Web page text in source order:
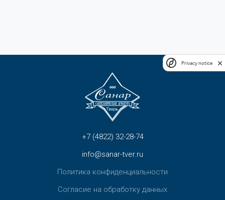
+7 (4822) 32-28-74
info@sanar-tver.ru
Политика конфиденциальности
Согласие на обработку данных
Privacy notice